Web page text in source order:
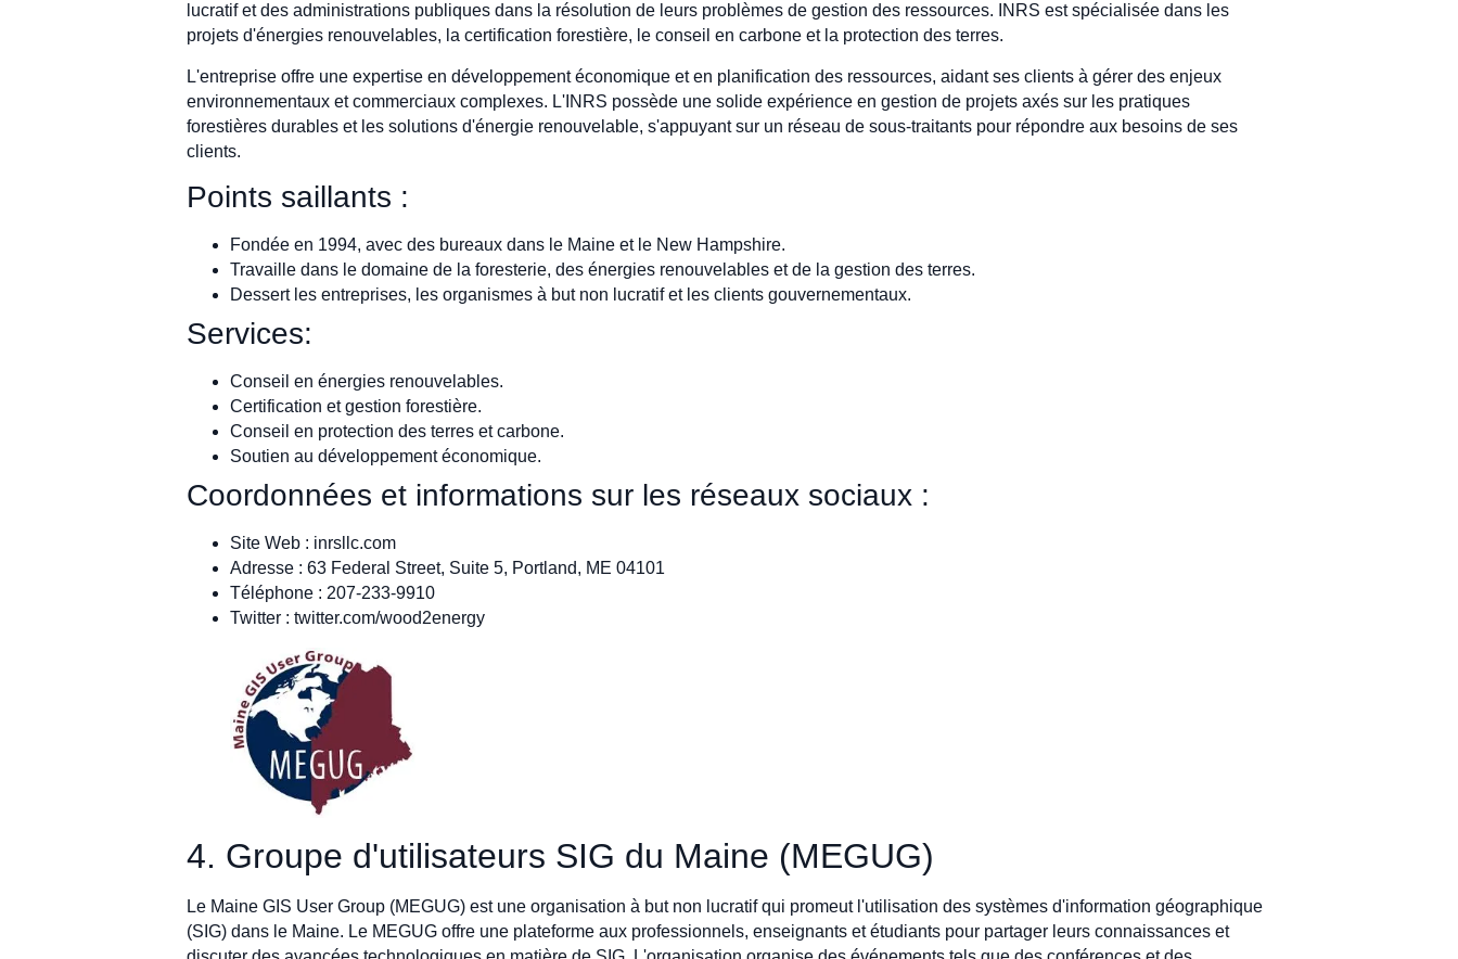
lucratif et des administrations publiques dans la résolution de leurs problèmes de gestion des ressources. INRS est spécialisée dans les
projets d'énergies renouvelables, la certification forestière, le conseil en carbone et la protection des terres.
L'entreprise offre une expertise en développement économique et en planification des ressources, aidant ses clients à gérer des enjeux
environnementaux et commerciaux complexes. L'INRS possède une solide expérience en gestion de projets axés sur les pratiques
forestières durables et les solutions d'énergie renouvelable, s'appuyant sur un réseau de sous-traitants pour répondre aux besoins de ses
clients.
Points saillants :
Fondée en 1994, avec des bureaux dans le Maine et le New Hampshire.
Travaille dans le domaine de la foresterie, des énergies renouvelables et de la gestion des terres.
Dessert les entreprises, les organismes à but non lucratif et les clients gouvernementaux.
Services:
Conseil en énergies renouvelables.
Certification et gestion forestière.
Conseil en protection des terres et carbone.
Soutien au développement économique.
Coordonnées et informations sur les réseaux sociaux :
Site Web : inrsllc.com
Adresse : 63 Federal Street, Suite 5, Portland, ME 04101
Téléphone : 207-233-9910
Twitter : twitter.com/wood2energy
4. Groupe d'utilisateurs SIG du Maine (MEGUG)
Le Maine GIS User Group (MEGUG) est une organisation à but non lucratif qui promeut l'utilisation des systèmes d'information géographique
(SIG) dans le Maine. Le MEGUG offre une plateforme aux professionnels, enseignants et étudiants pour partager leurs connaissances et